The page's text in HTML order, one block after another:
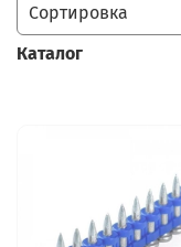
Каталог